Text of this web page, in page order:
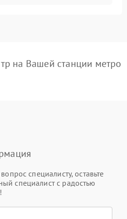
на Вашей станции метро
специалисту, оставьте
специалист с радостью